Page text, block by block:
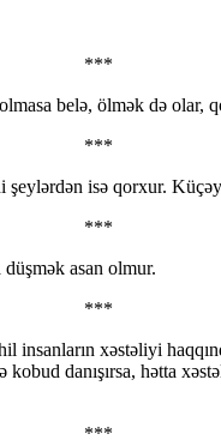
***
belə, ölmək də olar,
***
isə qorxur.
***
düşmək asan olmur.
***
xəstəliyi
danışırsa, hətta
***